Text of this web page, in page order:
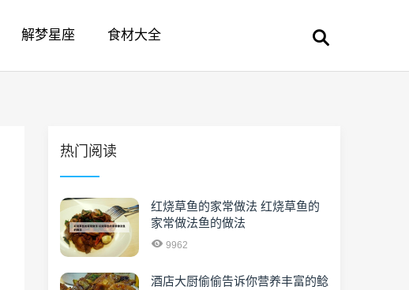
解梦星座 食材大全
热门阅读
红烧草鱼的家常做法 红烧草鱼的
家常做法鱼的做法
9962
酒店大厨偷偷告诉你营养丰富的鲶